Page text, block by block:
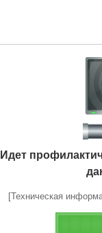
Идет
[Техническая